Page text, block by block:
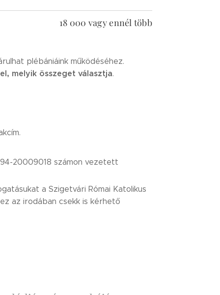
18 000 vagy ennél több
plébániáink működéséhez.
melyik összeget választja.
20009018 számon vezetett
a Szigetvári Római Katolikus
az irodában csekk is kérhető